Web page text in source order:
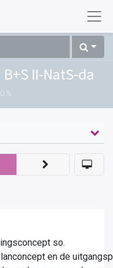
II-NatS-da
0 %
so.
en de